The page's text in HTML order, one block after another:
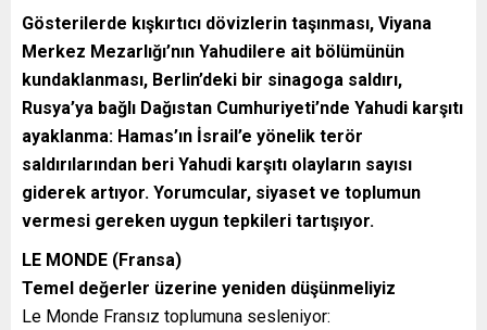
Gösterilerde kışkırtıcı dövizlerin taşınması, Viyana
Merkez Mezarlığı’nın Yahudilere ait bölümünün
kundaklanması, Berlin’deki bir sinagoga saldırı,
Rusya’ya bağlı Dağıstan Cumhuriyeti’nde Yahudi karşıtı
ayaklanma: Hamas’ın İsrail’e yönelik terör
saldırılarından beri Yahudi karşıtı olayların sayısı
giderek artıyor. Yorumcular, siyaset ve toplumun
vermesi gereken uygun tepkileri tartışıyor.
LE MONDE (Fransa)
Temel değerler üzerine yeniden düşünmeliyiz
Le Monde Fransız toplumuna sesleniyor: